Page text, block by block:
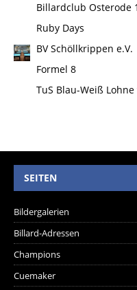
Billardclub Osterode
Ruby Days
BV Schöllkrippen e.V.
Formel 8
TuS Blau-Weiß
SEITEN
Bildergalerien
Billard-Adressen
Champions
Cuemaker